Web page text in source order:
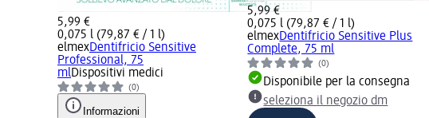
5,99 €
0,075 l (79,87 € / 1 l)
elmexDentifricio Sensitive
Professional, 75
mlDispositivi medici
(0)
Informazioni
5,99 €
0,075 l (79,87 € / 1 l)
elmexDentifricio Sensitive Plus
Complete, 75 ml
(0)
Disponibile per la consegna
seleziona il negozio dm